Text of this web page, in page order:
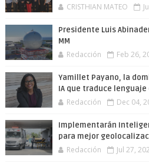
CRISTHIAN MATEO
Presidente Luis
MM
Redacción Feb 26,
Yamillet Payano, la
IA que traduce
Redacción Dec 04,
Implementarán
para mejor
Redacción Jul 27,